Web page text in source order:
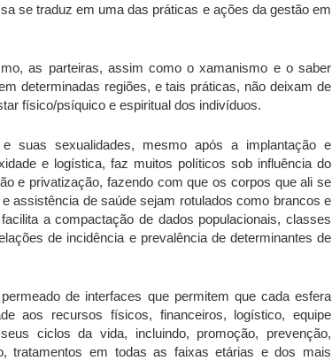
se traduz em uma das práticas e ações da gestão em
as parteiras, assim como o xamanismo e o saber
determinadas regiões, e tais práticas, não deixam de
físico/psíquico e espiritual dos indivíduos.
suas sexualidades, mesmo após a implantação e
e logística, faz muitos políticos sob influência do
e privatização, fazendo com que os corpos que ali se
assistência de saúde sejam rotulados como brancos e
a compactação de dados populacionais, classes
de incidência e prevalência de determinantes de
de interfaces que permitem que cada esfera
aos recursos físicos, financeiros, logístico, equipe
ciclos da vida, incluindo, promoção, prevenção,
tratamentos em todas as faixas etárias e dos mais